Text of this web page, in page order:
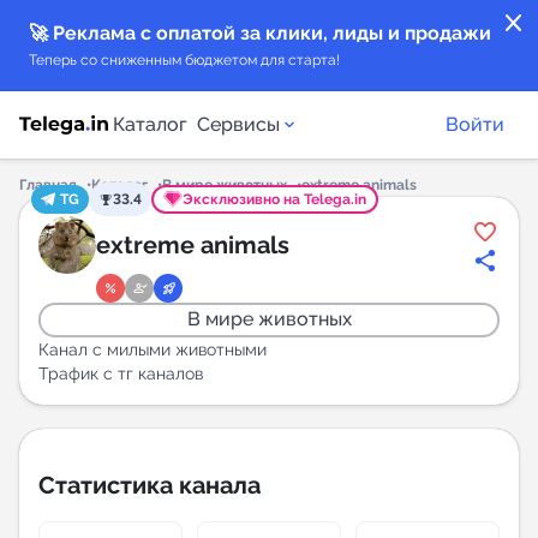
close
🚀 Реклама с оплатой за клики, лиды и продажи
Теперь со сниженным бюджетом для старта!
Каталог Сервисы
Каталог каналов
Каталог ботов
Горящие предложения
Индекс читаемости каналов в Telegram
Аналитика MAX каналов
Войти
Главная Каталог В мире животных
extreme animals
TG
33.4 Эксклюзивно на Telega.in
extreme animals
В мире животных
Канал с милыми животными
Трафик с тг каналов
Статистика канала